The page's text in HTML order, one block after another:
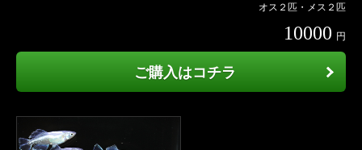
オス２匹・メス２匹
10000 円
ご購入はコチラ